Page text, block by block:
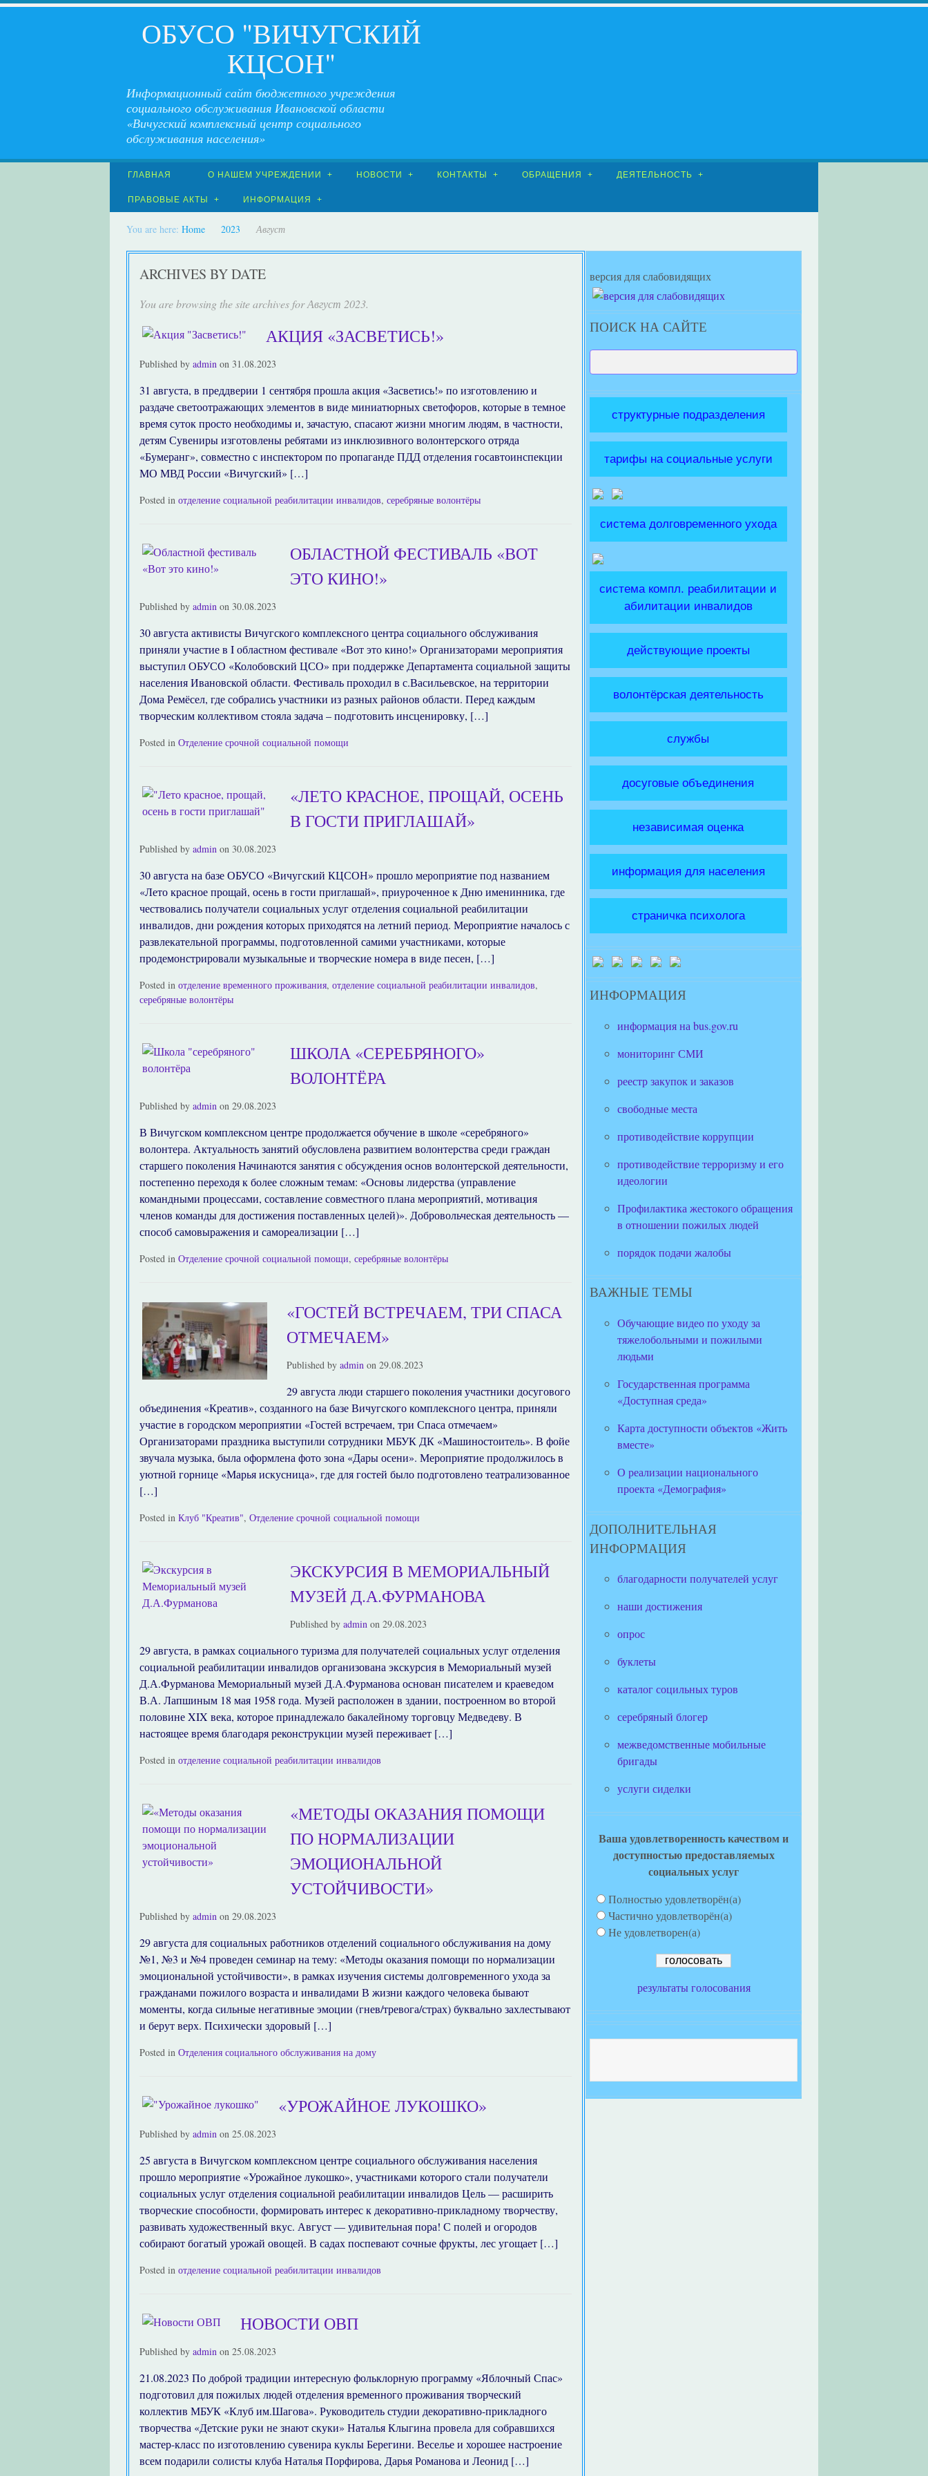
ОБУСО "ВИЧУГСКИЙ
КЦСОН"
Информационный сайт бюджетного учреждения
социального обслуживания Ивановской области
«Вичугский комплексный центр социального
обслуживания населения»
ГЛАВНАЯ О НАШЕМ УЧРЕЖДЕНИИ НОВОСТИ КОНТАКТЫ ОБРАЩЕНИЯ ДЕЯТЕЛЬНОСТЬ
ПРАВОВЫЕ АКТЫ ИНФОРМАЦИЯ
You are here: Home 2023 Август
ARCHIVES BY DATE
You are browsing the site archives for Август 2023.
АКЦИЯ «ЗАСВЕТИСЬ!»
Published by admin on 31.08.2023
31 августа, в преддверии 1 сентября прошла акция «Засветись!» по изготовлению и
раздаче светоотражающих элементов в виде миниатюрных светофоров, которые в темное
время суток просто необходимы и, зачастую, спасают жизни многим людям, в частности,
детям Сувениры изготовлены ребятами из инклюзивного волонтерского отряда
«Бумеранг», совместно с инспектором по пропаганде ПДД отделения госавтоинспекции
МО МВД России «Вичугский» […]
Posted in отделение социальной реабилитации инвалидов, серебряные волонтёры
ОБЛАСТНОЙ ФЕСТИВАЛЬ «ВОТ
ЭТО КИНО!»
Published by admin on 30.08.2023
30 августа активисты Вичугского комплексного центра социального обслуживания
приняли участие в I областном фестивале «Вот это кино!» Организаторами мероприятия
выступил ОБУСО «Колобовский ЦСО» при поддержке Департамента социальной защиты
населения Ивановской области. Фестиваль проходил в с.Васильевское, на территории
Дома Ремёсел, где собрались участники из разных районов области. Перед каждым
творческим коллективом стояла задача – подготовить инсценировку, […]
Posted in Отделение срочной социальной помощи
«ЛЕТО КРАСНОЕ, ПРОЩАЙ, ОСЕНЬ
В ГОСТИ ПРИГЛАШАЙ»
Published by admin on 30.08.2023
30 августа на базе ОБУСО «Вичугский КЦСОН» прошло мероприятие под названием
«Лето красное прощай, осень в гости приглашай», приуроченное к Дню именинника, где
чествовались получатели социальных услуг отделения социальной реабилитации
инвалидов, дни рождения которых приходятся на летний период. Мероприятие началось с
развлекательной программы, подготовленной самими участниками, которые
продемонстрировали музыкальные и творческие номера в виде песен, […]
Posted in отделение временного проживания, отделение социальной реабилитации инвалидов,
серебряные волонтёры
ШКОЛА «СЕРЕБРЯНОГО»
ВОЛОНТЁРА
Published by admin on 29.08.2023
В Вичугском комплексном центре продолжается обучение в школе «серебряного»
волонтера. Актуальность занятий обусловлена развитием волонтерства среди граждан
старшего поколения Начинаются занятия с обсуждения основ волонтерской деятельности,
постепенно переходя к более сложным темам: «Основы лидерства (управление
командными процессами, составление совместного плана мероприятий, мотивация
членов команды для достижения поставленных целей)». Добровольческая деятельность —
способ самовыражения и самореализации […]
Posted in Отделение срочной социальной помощи, серебряные волонтёры
«ГОСТЕЙ ВСТРЕЧАЕМ, ТРИ СПАСА
ОТМЕЧАЕМ»
Published byadmin on29.08.2023
29 августа люди старшего поколения участники досугового
объединения «Креатив», созданного на базе Вичугского комплексного центра, приняли
участие в городском мероприятии «Гостей встречаем, три Спаса отмечаем»
Организаторами праздника выступили сотрудники МБУК ДК «Машиностоитель». В фойе
звучала музыка, была оформлена фото зона «Дары осени». Мероприятие продолжилось в
уютной горнице «Марья искусница», где для гостей было подготовлено театрализованное
[…]
Posted in Клуб "Креатив", Отделение срочной социальной помощи
ЭКСКУРСИЯ В МЕМОРИАЛЬНЫЙ
МУЗЕЙ Д.А.ФУРМАНОВА
Published by admin on 29.08.2023
29 августа, в рамках социального туризма для получателей социальных услуг отделения
социальной реабилитации инвалидов организована экскурсия в Мемориальный музей
Д.А.Фурманова Мемориальный музей Д.А.Фурманова основан писателем и краеведом
В.А. Лапшиным 18 мая 1958 года. Музей расположен в здании, построенном во второй
половине XIX века, которое принадлежало бакалейному торговцу Медведеву. В
настоящее время благодаря реконструкции музей переживает […]
Posted in отделение социальной реабилитации инвалидов
«МЕТОДЫ ОКАЗАНИЯ ПОМОЩИ
ПО НОРМАЛИЗАЦИИ
ЭМОЦИОНАЛЬНОЙ
УСТОЙЧИВОСТИ»
Published by admin on 29.08.2023
29 августа для социальных работников отделений социального обслуживания на дому
№1, №3 и №4 проведен семинар на тему: «Методы оказания помощи по нормализации
эмоциональной устойчивости», в рамках изучения системы долговременного ухода за
гражданами пожилого возраста и инвалидами В жизни каждого человека бывают
моменты, когда сильные негативные эмоции (гнев/тревога/страх) буквально захлестывают
и берут верх. Психически здоровый […]
Posted in Отделения социального обслуживания на дому
«УРОЖАЙНОЕ ЛУКОШКО»
Published by admin on 25.08.2023
25 августа в Вичугском комплексном центре социального обслуживания населения
прошло мероприятие «Урожайное лукошко», участниками которого стали получатели
социальных услуг отделения социальной реабилитации инвалидов Цель — расширить
творческие способности, формировать интерес к декоративно-прикладному творчеству,
развивать художественный вкус. Август — удивительная пора! С полей и огородов
собирают богатый урожай овощей. В садах поспевают сочные фрукты, лес угощает […]
Posted in отделение социальной реабилитации инвалидов
НОВОСТИ ОВП
Published by admin on 25.08.2023
21.08.2023 По доброй традиции интересную фольклорную программу «Яблочный Спас»
подготовил для пожилых людей отделения временного проживания творческий
коллектив МБУК «Клуб им.Шагова». Руководитель студии декоративно-прикладного
творчества «Детские руки не знают скуки» Наталья Клыгина провела для собравшихся
мастер-класс по изготовлению сувенира куклы Берегини. Веселье и хорошее настроение
всем подарили солисты клуба Наталья Порфирова, Дарья Романова и Леонид […]
версия для слабовидящих
ПОИСК НА САЙТЕ
структурные подразделения
тарифы на социальные услуги
система долговременного ухода
система компл. реабилитации и
абилитации инвалидов
действующие проекты
волонтёрская деятельность
службы
досуговые объединения
независимая оценка
информация для населения
страничка психолога
ИНФОРМАЦИЯ
информация на bus.gov.ru
мониторинг СМИ
реестр закупок и заказов
свободные места
противодействие коррупции
противодействие терроризму и его
идеологии
Профилактика жестокого обращения
в отношении пожилых людей
порядок подачи жалобы
ВАЖНЫЕ ТЕМЫ
Обучающие видео по уходу за
тяжелобольными и пожилыми
людьми
Государственная программа
«Доступная среда»
Карта доступности объектов «Жить
вместе»
О реализации национального
проекта «Демография»
ДОПОЛНИТЕЛЬНАЯ
ИНФОРМАЦИЯ
благодарности получателей услуг
наши достижения
опрос
буклеты
каталог социльных туров
серебряный блогер
межведомственные мобильные
бригады
услуги сиделки
Ваша удовлетворенность качеством и
доступностью предоставляемых
социальных услуг
Полностью удовлетворён(а)
Частично удовлетворён(а)
Не удовлетворен(а)
результаты голосования